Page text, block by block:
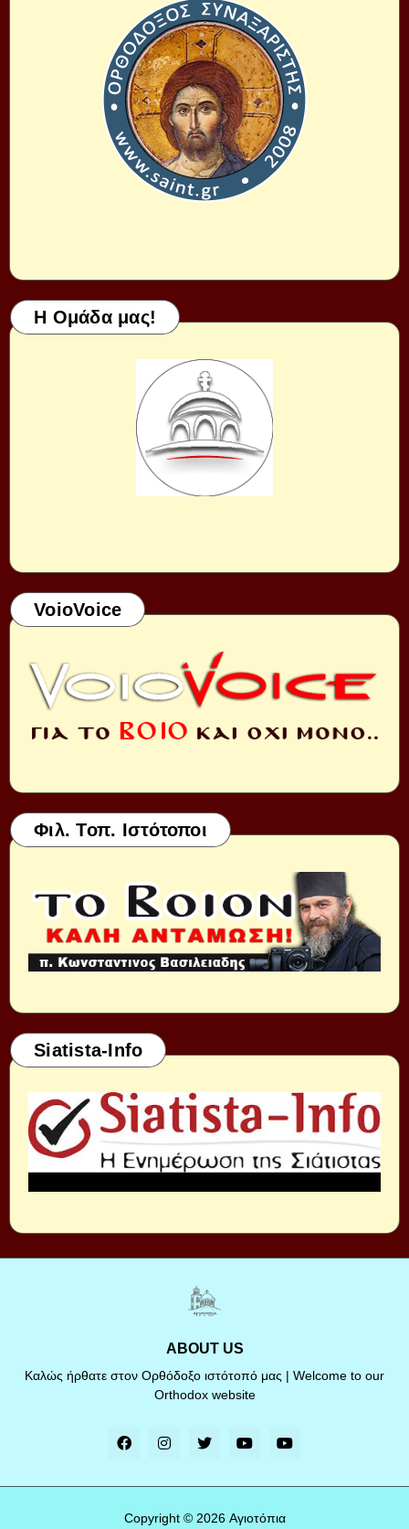
Η Ομάδα μας!
VoioVoice
Φιλ. Τοπ. Ιστότοποι
Siatista-Info
ABOUT US
Καλώς ήρθατε στον Ορθόδοξο ιστότοπό μας | Welcome to our
Orthodox website
Copyright © 2026 Αγιοτόπια